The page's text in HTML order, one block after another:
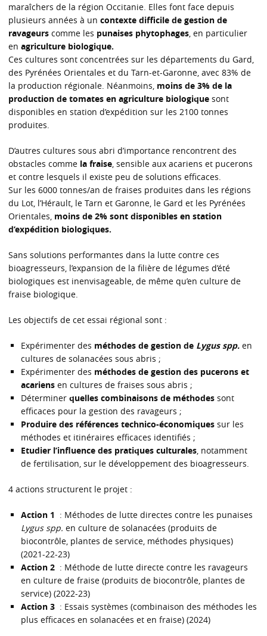
maraîchers de la région Occitanie. Elles font face depuis
plusieurs années à un contexte difficile de gestion de
ravageurs comme les punaises phytophages, en particulier
en agriculture biologique.
Ces cultures sont concentrées sur les départements du Gard,
des Pyrénées Orientales et du Tarn-et-Garonne, avec 83% de
la production régionale. Néanmoins, moins de 3% de la
production de tomates en agriculture biologique sont
disponibles en station d’expédition sur les 2100 tonnes
produites.
D’autres cultures sous abri d’importance rencontrent des
obstacles comme la fraise, sensible aux acariens et pucerons
et contre lesquels il existe peu de solutions efficaces.
Sur les 6000 tonnes/an de fraises produites dans les régions
du Lot, l’Hérault, le Tarn et Garonne, le Gard et les Pyrénées
Orientales, moins de 2% sont disponibles en station
d’expédition biologiques.
Sans solutions performantes dans la lutte contre ces
bioagresseurs, l’expansion de la filière de légumes d’été
biologiques est inenvisageable, de même qu’en culture de
fraise biologique.
Les objectifs de cet essai régional sont :
Expérimenter des méthodes de gestion de Lygus spp. en
cultures de solanacées sous abris ;
Expérimenter des méthodes de gestion des pucerons et
acariens en cultures de fraises sous abris ;
Déterminer quelles combinaisons de méthodes sont
efficaces pour la gestion des ravageurs ;
Produire des références technico-économiques sur les
méthodes et itinéraires efficaces identifiés ;
Etudier l’influence des pratiques culturales, notamment
de fertilisation, sur le développement des bioagresseurs.
4 actions structurent le projet :
Action 1 : Méthodes de lutte directes contre les punaises
Lygus spp. en culture de solanacées (produits de
biocontrôle, plantes de service, méthodes physiques)
(2021-22-23)
Action 2 : Méthode de lutte directe contre les ravageurs
en culture de fraise (produits de biocontrôle, plantes de
service) (2022-23)
Action 3 : Essais systèmes (combinaison des méthodes les
plus efficaces en solanacées et en fraise) (2024)